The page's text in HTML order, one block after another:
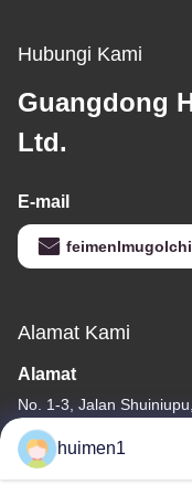
Daya
Hubungi Kami
Guangdong
Ltd.
E-mail
Alamat Kami
Alamat
No. 1-3, Jalan
Guangzhou, Provinsi
Telp
huimen1